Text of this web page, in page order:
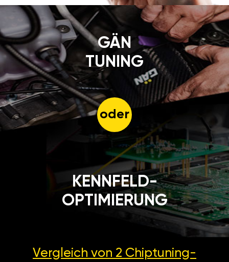
GÄN
TUNING
oder
KENNFELD-
OPTIMIERUNG
Vergleich von 2 Chiptuning-